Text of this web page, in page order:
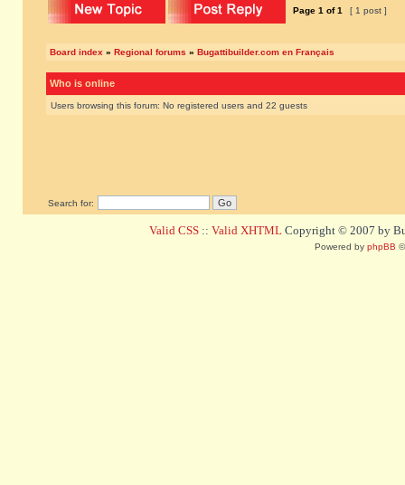
Page 1 of1 [ 1 post ]
Board index » Regional forums » Bugattibuilder.com en Français
Who is online
Users browsing this forum: No registered users and 22 guests
Search for:
Valid CSS :: Valid XHTML Copyright © 2007 by
Powered by phpBB